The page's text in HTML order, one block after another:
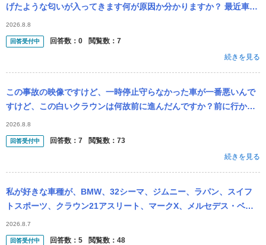
げたような匂いが入ってきます何が原因か分かりますか？ 最近車高
調に変えたのでそれが原因かなと思ってます
2026.8.8
回答受付中 回答数： 0 閲覧数： 7
続きを見る
この事故の映像ですけど、一時停止守らなかった車が一番悪いんで
すけど、この白いクラウンは何故前に進んだんですか？前に行かな
ければ、ぶつけられなかったと思うんですけど。 https://m.yout...
2026.8.8
回答受付中 回答数： 7 閲覧数： 73
続きを見る
私が好きな車種が、BMW、32シーマ、ジムニー、ラパン、スイフ
トスポーツ、クラウン21アスリート、マークX、メルセデス・ベン
ツ Cクラス セダンが好きなのですが、この中でオススメなのはどれ
ですか？ 将
2026.8.7
回答受付中 回答数： 5 閲覧数： 48